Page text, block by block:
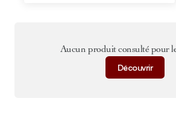
Aucun produit consulté pour
Découvrir